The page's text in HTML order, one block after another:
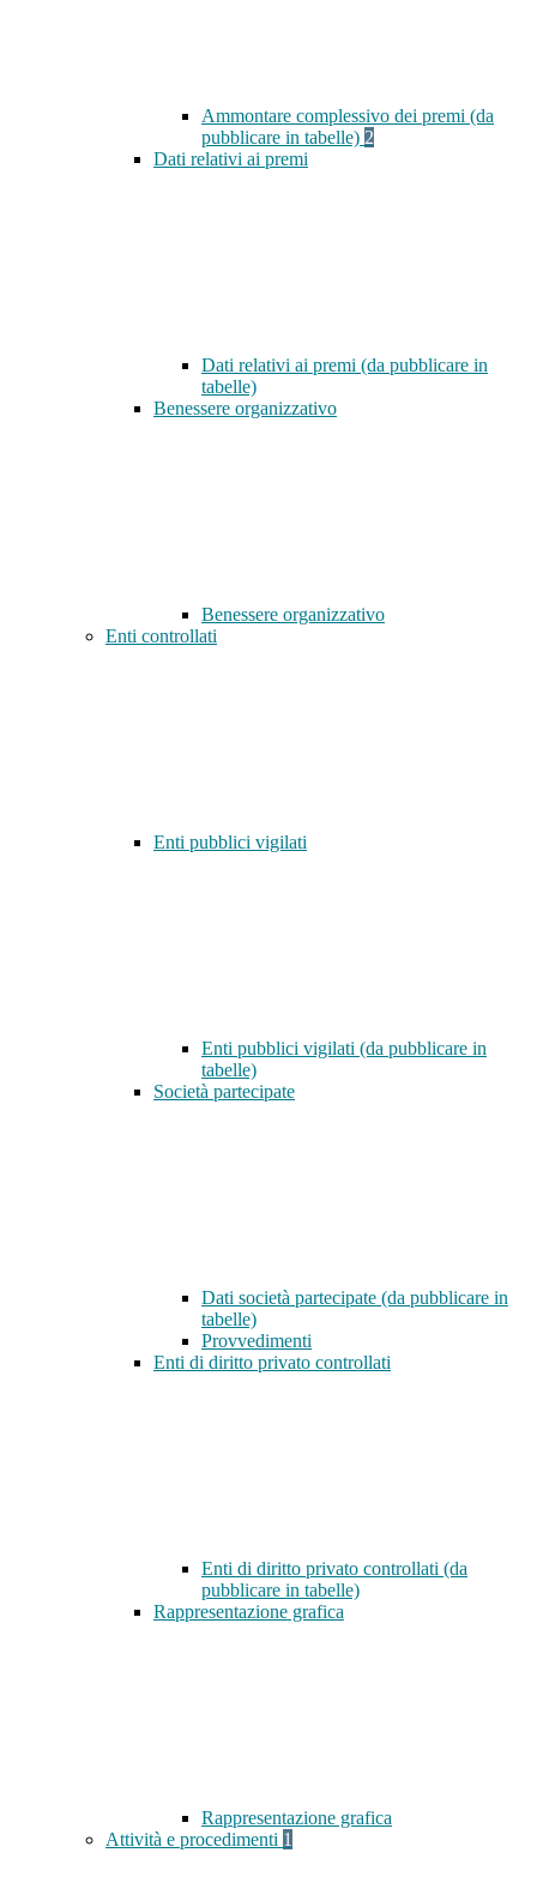
Ammontare complessivo dei premi (da
pubblicare in tabelle) 2
Dati relativi ai premi
Dati relativi ai premi (da pubblicare in
tabelle)
Benessere organizzativo
Benessere organizzativo
Enti controllati
Enti pubblici vigilati
Enti pubblici vigilati (da pubblicare in
tabelle)
Società partecipate
Dati società partecipate (da pubblicare in
tabelle)
Provvedimenti
Enti di diritto privato controllati
Enti di diritto privato controllati (da
pubblicare in tabelle)
Rappresentazione grafica
Rappresentazione grafica
Attività e procedimenti 1